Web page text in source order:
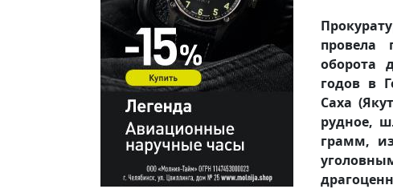
провела
оборота
годов в
Саха
рудное,
грамм,